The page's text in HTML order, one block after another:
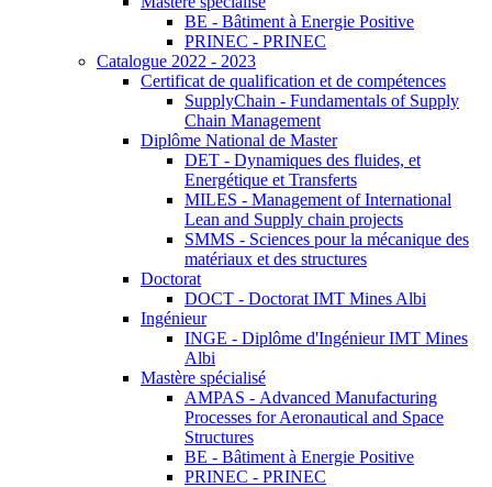
BE - Bâtiment à Energie Positive
PRINEC - PRINEC
Catalogue 2022 - 2023
Certificat de qualification et de compétences
SupplyChain - Fundamentals of Supply
Chain Management
Diplôme National de Master
DET - Dynamiques des fluides, et
Energétique et Transferts
MILES - Management of International
Lean and Supply chain projects
SMMS - Sciences pour la mécanique des
matériaux et des structures
Doctorat
DOCT - Doctorat IMT Mines Albi
Ingénieur
INGE - Diplôme d'Ingénieur IMT Mines
Albi
Mastère spécialisé
AMPAS - Advanced Manufacturing
Processes for Aeronautical and Space
Structures
BE - Bâtiment à Energie Positive
PRINEC - PRINEC